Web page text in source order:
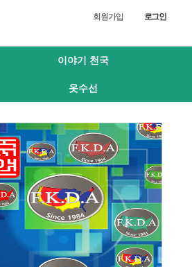
회원가입 로그인
이야기 천국
옷수선